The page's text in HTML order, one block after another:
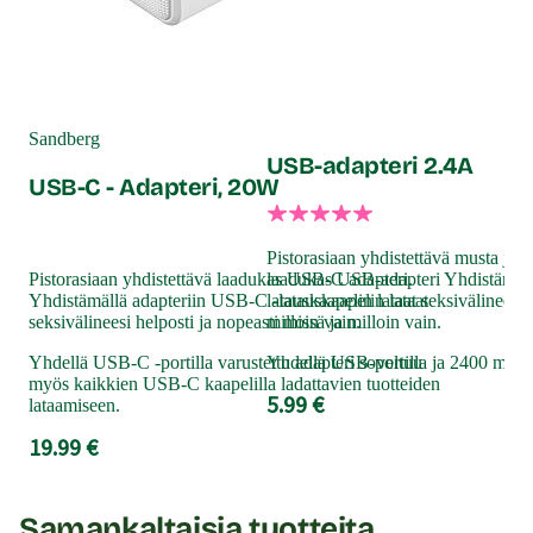
Moottori: 10 värinäohjelmaa (3 värinävoimakkuutta + 7
Toimii: Ladataan laitteen omalla USB-kaapelilla. USB-
adapteri ei sisälly pakkaukseen.
Paino: 29 g
≤ 40 dB
Lähetyspaketin koko: 20 x 11 x 9 cm
Lähetyksen paino: ~ 0.5 kg
Sandberg
USB-C - Adapteri, 20W
Pistorasiaan yhdistettävä laadukas USB-C adapteri.
Yhdistämällä adapteriin USB-C -latauskaapelin lataat
seksivälineesi helposti ja nopeasti missä ja milloin vain.
Yhdellä USB-C -portilla varustettu adapteri soveltuu
myös kaikkien USB-C kaapelilla ladattavien tuotteiden
lataamiseen.
19.99 €
USB-adapteri 2.4A
Pistorasiaan yhdistettävä musta ja
laadukas USB-adapteri
latauskaapelin lataat seksivälineesi
milloin vain.
Yhdellä USB-portilla ja 2400 mA -
5.99 €